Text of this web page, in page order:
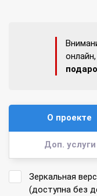
О проекте
Доп. услуги
Зеркальная
(доступна без